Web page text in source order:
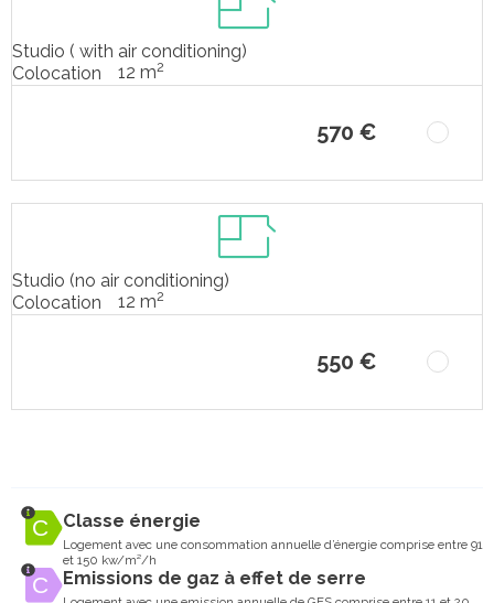
Studio ( with air conditioning)
Colocation
12 m2
570 €
Studio (no air conditioning)
Colocation
12 m2
550 €
Classe énergie
Logement avec une consommation annuelle d’énergie comprise entre 91
et 150 kw/m²/h
Emissions de gaz à effet de serre